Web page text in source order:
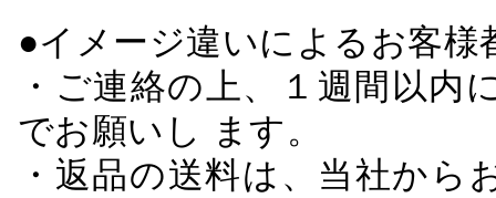
●イメージ違いによるお客
・ご連絡の上、１週間以
でお願いし ます。
・返品の送料は、当社か